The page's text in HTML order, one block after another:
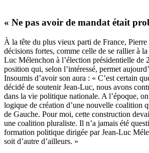
« Ne pas avoir de mandat était
À la tête du plus vieux parti de France,
décisions fortes, comme celle de se rallier à
Luc Mélenchon à l’élection présidentielle de
position qui, selon l’intéressé, permet
Insoumis d’avoir son aura : « C’est certain
décidé de soutenir Jean-Luc, nous avons
dans la vie politique nationale. A l’époque,
logique de création d’une nouvelle coalition
de Gauche. Pour moi, cette construction
une coalition pluraliste. Il n’a jamais été
formation politique dirigée par Jean-Luc
soit d’autre d’ailleurs. »